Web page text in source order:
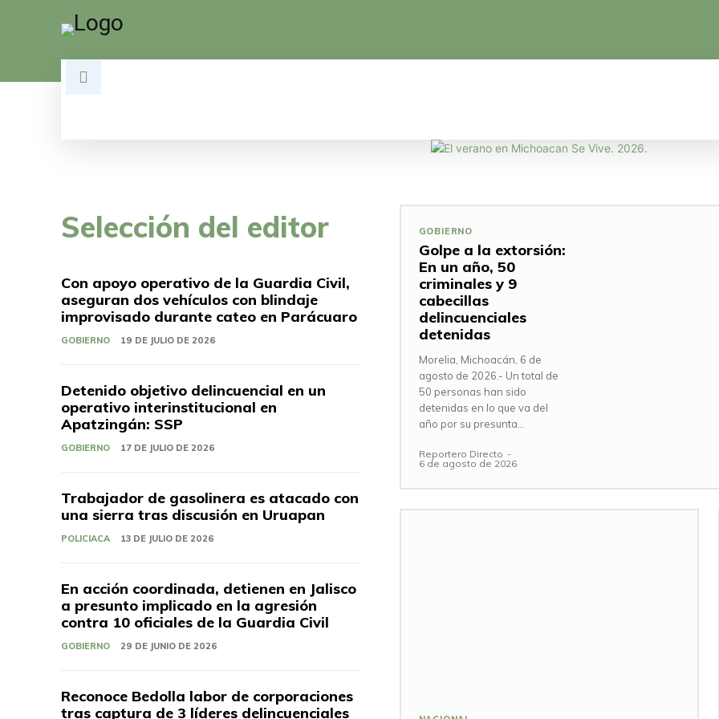
Selección del editor
Con apoyo operativo de la Guardia Civil,
aseguran dos vehículos con blindaje
improvisado durante cateo en Parácuaro
GOBIERNO 19 DE JULIO DE 2026
Detenido objetivo delincuencial en un
operativo interinstitucional en
Apatzingán: SSP
GOBIERNO 17 DE JULIO DE 2026
Trabajador de gasolinera es atacado con
una sierra tras discusión en Uruapan
POLICIACA 13 DE JULIO DE 2026
En acción coordinada, detienen en Jalisco
a presunto implicado en la agresión
contra 10 oficiales de la Guardia Civil
GOBIERNO 29 DE JUNIO DE 2026
Reconoce Bedolla labor de corporaciones
tras captura de 3 líderes delincuenciales
GOBIERNO
Golpe a la extorsión:
En un año, 50
criminales y 9
cabecillas
delincuenciales
detenidas
Morelia, Michoacán, 6 de
agosto de 2026.- Un total de
50 personas han sido
detenidas en lo que va del
año por su presunta...
Reportero Directo -
6 de agosto de 2026